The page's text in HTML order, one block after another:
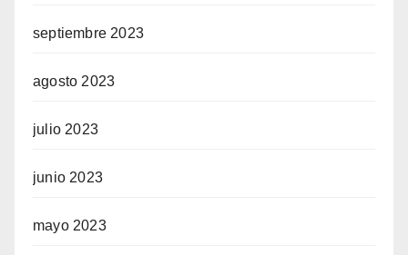
septiembre 2023
agosto 2023
julio 2023
junio 2023
mayo 2023